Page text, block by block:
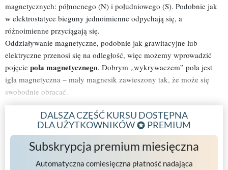
magnetycznych: północnego (N) i południowego (S). Podobnie jak
w elektrostatyce bieguny jednoimienne odpychają się, a
różnoimienne przyciągają się.
Oddziaływanie magnetyczne, podobnie jak grawitacyjne lub
elektryczne przenosi się na odległość, więc możemy wprowadzić
pojęcie pola magnetycznego. Dobrym „wykrywaczem” pola jest
igła magnetyczna – mały magnesik zawieszony tak, że może się
swobodnie obracać.
DALSZA CZĘŚĆ KURSU DOSTĘPNA
DLA UŻYTKOWNIKÓW
PREMIUM
Subskrypcja premium miesięczna
Automatyczna comiesięczna płatność nadająca